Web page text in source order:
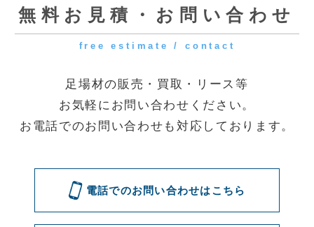
[受付時間] 9:00～18:00
[定休日] 土曜・日曜・祝日
◆第一資材センター
〒341-0056 埼玉県三郷市番匠免2-31
電話でのお問い合わせはこちら